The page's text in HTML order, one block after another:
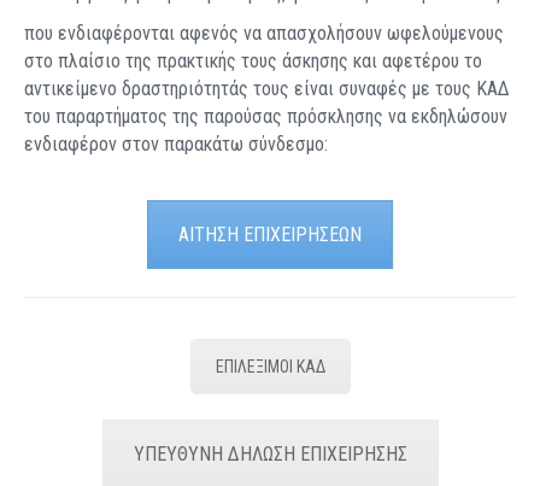
που ενδιαφέρονται αφενός να απασχολήσουν ωφελούμενους
στο πλαίσιο της πρακτικής τους άσκησης και αφετέρου το
αντικείμενο δραστηριότητάς τους είναι συναφές με τους ΚΑΔ
του παραρτήματος της παρούσας πρόσκλησης να εκδηλώσουν
ενδιαφέρον στον παρακάτω σύνδεσμο:
ΑΙΤΗΣΗ ΕΠΙΧΕΙΡΗΣΕΩΝ
ΕΠΙΛΕΞΙΜΟΙ ΚΑΔ
ΥΠΕΥΘΥΝΗ ΔΗΛΩΣΗ ΕΠΙΧΕΙΡΗΣΗΣ